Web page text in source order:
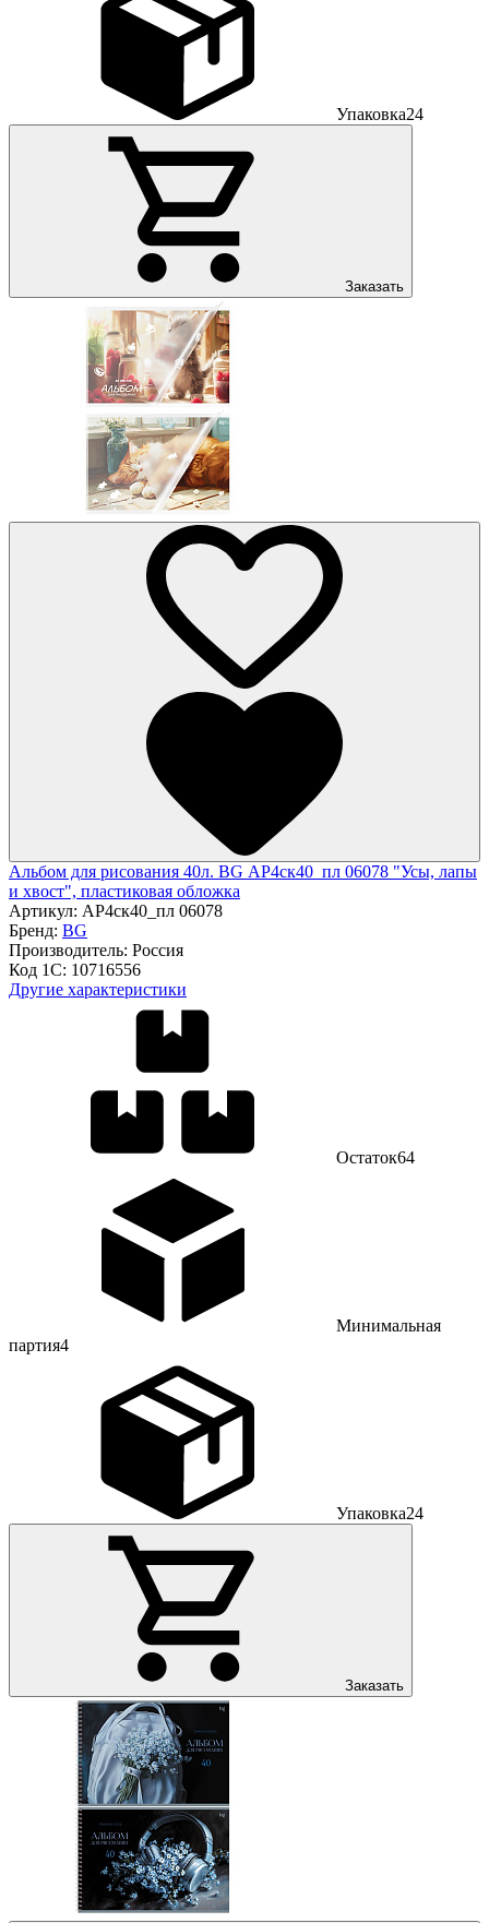
Упаковка24
Заказать
Альбом для рисования 40л. BG АР4ск40_пл 06078 "Усы, лапы
и хвост", пластиковая обложка
Артикул: АР4ск40_пл 06078
Бренд: BG
Производитель: Россия
Код 1С: 10716556
Другие характеристики
Остаток64
Минимальная
партия4
Упаковка24
Заказать